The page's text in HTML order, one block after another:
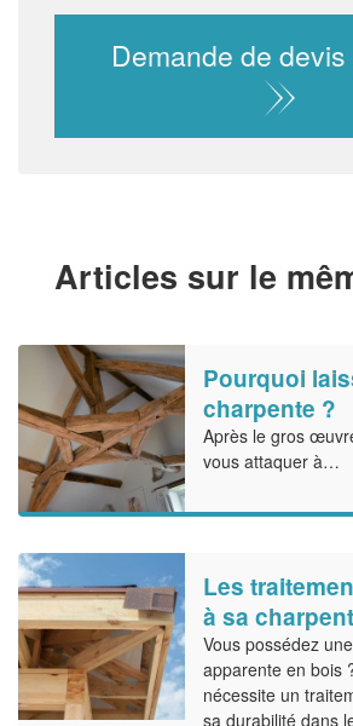
Demande de
Articles sur le
Pourquoi
charpente ?
Après le gros
vous attaquer à…
Les
à sa
Vous possédez
apparente en bois
nécessite un
sa durabilité dans